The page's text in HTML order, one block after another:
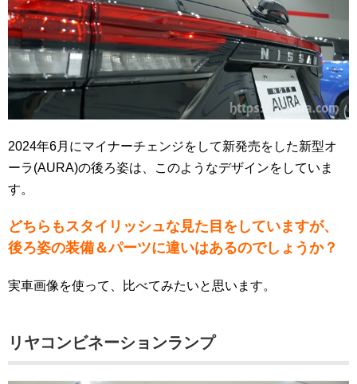
2024年6月にマイナーチェンジをして新発売をした新型オ
ーラ(AURA)の後ろ姿は、このようなデザインをしていま
す。
どちらもスタイリッシュな見た目をしていますが、
後ろ姿の装備＆パーツに違いはあるのでしょうか？
実車画像を使って、比べてみたいと思います。
リヤコンビネーションランプ